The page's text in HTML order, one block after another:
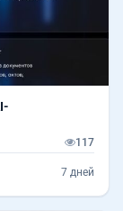
117
7 дней